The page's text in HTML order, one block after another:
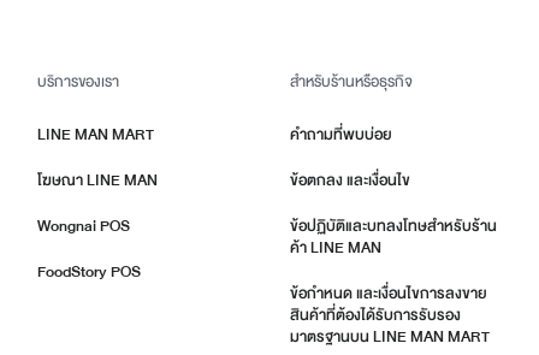
บริการของเรา
LINE MAN MART
โฆษณา LINE MAN
Wongnai POS
FoodStory POS
สำหรับร้านหรือธุรกิจ
คำถามที่พบบ่อย
ข้อตกลง และเงื่อนไข
ข้อปฏิบัติและบทลงโทษสำหรับร้าน
ค้า LINE MAN
ข้อกำหนด และเงื่อนไขการลงขาย
สินค้าที่ต้องได้รับการรับรอง
มาตรฐานบน LINE MAN MART